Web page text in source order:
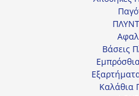
Βάσεις
Καλάθια